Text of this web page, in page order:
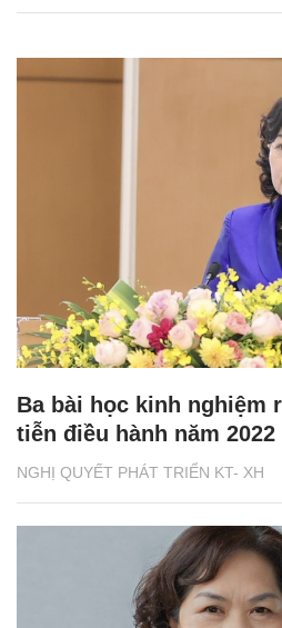
NGHỊ QUYẾT PHÁT TRIỂN KT- XH
Ba bài học kinh nghiệm
tiễn điều hành năm 2022